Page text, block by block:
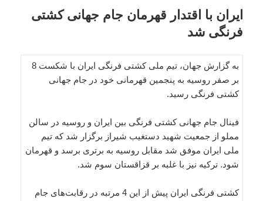
ایران با اقتدار قهرمان جام جهانی کشتی
فرنگی شد
به گزارش جهان، تیم ملی کشتی فرنگی ایران با شکست 8
بر صفر روسیه به پنجمین قهرمانی خود در جام جهانی
کشتی فرنگی رسید.
فینال جام جهانی کشتی فرنگی بین ایران و روسیه در سالن
مملو از جمعیت شهید دستغیب شیراز برگزار شد که تیم
ملی ایران موفق شد مقابل روسیه به برتری برسد و قهرمان
شود. ترکیه نیز با غلبه بر قزاقستان سوم شد.
کشتی فرنگی ایران پیش از این 4 مرتبه در رقابت‌های جام